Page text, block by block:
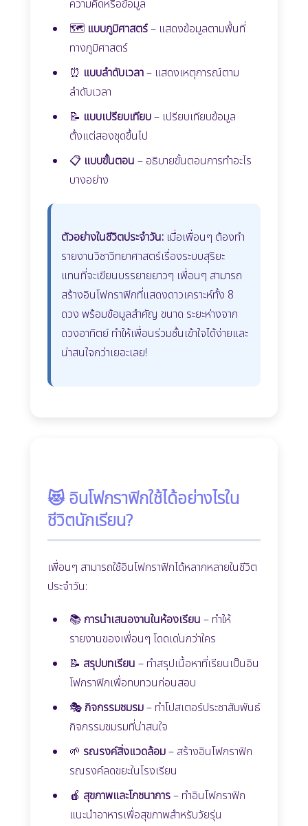
ความคิดหรือข้อมูล
🗺️ แบบภูมิศาสตร์– แสดงข้อมูลตามพื้นที่
ทางภูมิศาสตร์
⏰ แบบลำดับเวลา– แสดงเหตุการณ์ตาม
ลำดับเวลา
📝 แบบเปรียบเทียบ– เปรียบเทียบข้อมูล
ตั้งแต่สองชุดขึ้นไป
📋 แบบขั้นตอน – อธิบายขั้นตอนการทำอะไร
บางอย่าง
ตัวอย่างในชีวิตประจำวัน: เมื่อเพื่อนๆ ต้องทำ
รายงานวิชาวิทยาศาสตร์เรื่องระบบสุริยะ
แทนที่จะเขียนบรรยายยาวๆ เพื่อนๆ สามารถ
สร้างอินโฟกราฟิกที่แสดงดาวเคราะห์ทั้ง 8
ดวง พร้อมข้อมูลสำคัญ ขนาด ระยะห่างจาก
ดวงอาทิตย์ ทำให้เพื่อนร่วมชั้นเข้าใจได้ง่ายและ
น่าสนใจกว่าเยอะเลย!
😻 อินโฟกราฟิกใช้ได้อย่างไรใน
ชีวิตนักเรียน?
เพื่อนๆ สามารถใช้อินโฟกราฟิกได้หลากหลายในชีวิต
ประจำวัน:
📚 การนำเสนองานในห้องเรียน – ทำให้
รายงานของเพื่อนๆ โดดเด่นกว่าใคร
📝 สรุปบทเรียน – ทำสรุปเนื้อหาที่เรียนเป็นอิน
โฟกราฟิกเพื่อทบทวนก่อนสอบ
🎭 กิจกรรมชมรม– ทำโปสเตอร์ประชาสัมพันธ์
กิจกรรมชมรมที่น่าสนใจ
🌱 รณรงค์สิ่งแวดล้อม– สร้างอินโฟกราฟิก
รณรงค์ลดขยะในโรงเรียน
🍎 สุขภาพและโภชนาการ– ทำอินโฟกราฟิก
แนะนำอาหารเพื่อสุขภาพสำหรับวัยรุ่น